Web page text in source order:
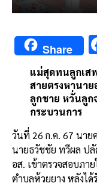
Share
แม่สุดทนลูกเส
สายตรงหานา
ลูกชาย หวั่นลูก
กระบวนการ
วันที่ 26 ก.ค. 67 นาย
นายธวัชชัย ทวีผล ปลั
อส. เข้าตรวจสอบภา
ตำบลห้วยยาง หลังไ